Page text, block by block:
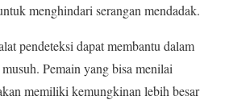
menghindari serangan mendadak.
pendeteksi dapat membantu dalam
Pemain yang bisa menilai
memiliki kemungkinan lebih besar